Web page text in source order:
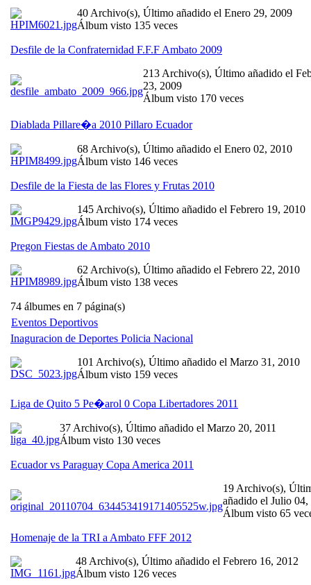
40 Archivo(s), Último añadido el Enero 29, 2009
Álbum visto 135 veces
Desfile de la Confraternidad F.F.F Ambato 2009
213 Archivo(s), Último añadido el
23, 2009
Álbum visto 170 veces
Diablada Pillare�a 2010 Pillaro Ecuador
68 Archivo(s), Último añadido el Enero 02, 2010
Álbum visto 146 veces
Desfile de la Fiesta de las Flores y Frutas 2010
145 Archivo(s), Último añadido el Febrero 19, 2010
Álbum visto 174 veces
Pregon Fiestas de Ambato 2010
62 Archivo(s), Último añadido el Febrero 22, 2010
Álbum visto 138 veces
74 álbumes en 7 página(s)
Eventos Deportivos
Inaguracion de Deportes Policia Nacional
101 Archivo(s), Último añadido el Marzo 31, 2010
Álbum visto 159 veces
Liga de Quito 5 Pe�arol 0 Copa Libertadores 2011
37 Archivo(s), Último añadido el Marzo 20, 2011
Álbum visto 130 veces
Ecuador vs Paraguay Copa America 2011
19 Archivo(s),
añadido el Julio 04,
Álbum visto 65
Homenaje de la TRI a Ambato FFF 2012
48 Archivo(s), Último añadido el Febrero 16, 2012
Álbum visto 126 veces